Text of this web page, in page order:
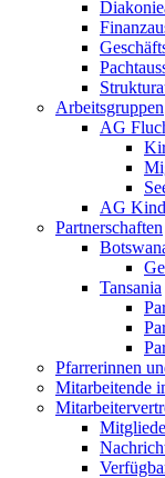
Arbeitsgruppen
AG
AG
Partnerschaften
Tansania
Pfarrerinnen
Mitarbeitende